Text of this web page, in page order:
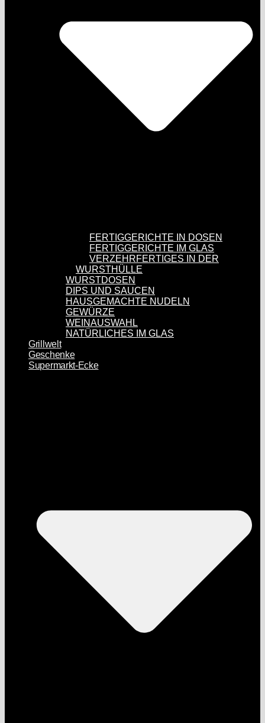
FERTIGGERICHTE IN DOSEN
FERTIGGERICHTE IM GLAS
VERZEHRFERTIGES IN DER
WURSTHÜLLE
WURSTDOSEN
DIPS UND SAUCEN
HAUSGEMACHTE NUDELN
GEWÜRZE
WEINAUSWAHL
NATÜRLICHES IM GLAS
Grillwelt
Geschenke
Supermarkt-Ecke